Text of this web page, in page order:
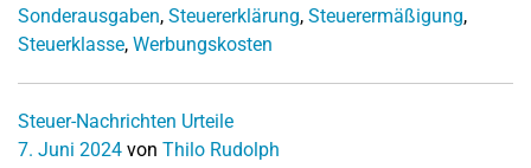
Sonderausgaben, Steuererklärung, Steuerermäßigung,
Steuerklasse, Werbungskosten
Steuer-Nachrichten Urteile
7. Juni 2024 von Thilo Rudolph